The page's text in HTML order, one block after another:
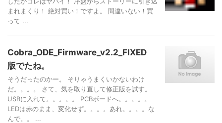
まれまくり！ 絶対買い！ですよ。 間違いない！買
って ...
Cobra_ODE_Firmware_v2.2_FIXED
版でたね。
そうだったのかー。 そりゃうまくいかないわけ
だ。。。。 さて、気を取り直して修正版を試す。
USBに入れて。。。。。 PCBボードへ。。。。。
LEDは赤のまま、変化せず。。。。あれ。。。。な
んで。。 ...